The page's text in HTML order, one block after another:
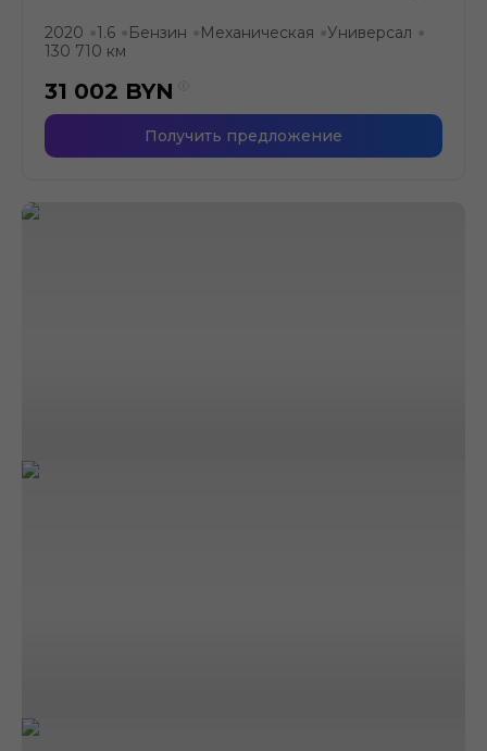
2020 ●1.6 ● Бензин ● Механическая ●Универсал ●
130 710 км
31 002 BYN
Получить предложение